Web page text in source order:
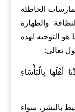
الخاطئة
والطهارة
التوجيه لهذه
تعالى:
بِالْبَأْسَاءِ
بالبشر، سواء